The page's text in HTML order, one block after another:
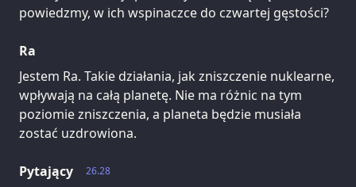
powiedzmy, w ich wspinaczce do czwartej gęstości?
Ra
Jestem Ra. Takie działania, jak zniszczenie nuklearne,
wpływają na całą planetę. Nie ma różnic na tym
poziomie zniszczenia, a planeta będzie musiała
zostać uzdrowiona.
26.28
Pytający